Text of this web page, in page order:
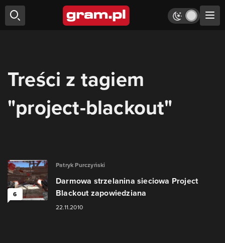
Treści z tagiem
"project-blackout"
6
Patryk Purczyński
Darmowa strzelanina sieciowa Project
Blackout zapowiedziana
22.11.2010